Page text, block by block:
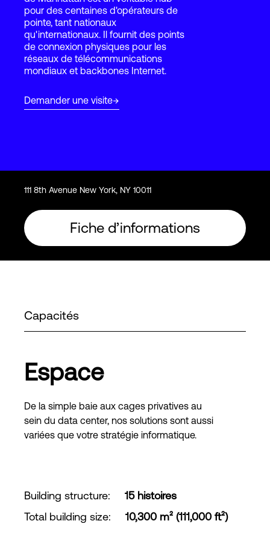
Connexion
pour des centaines d'opérateurs de
pointe, tant nationaux
qu'internationaux. Il fournit des points
de connexion physiques pour les
réseaux de télécommunications
mondiaux et backbones Internet.
Demander une visite
111 8th Avenue New York, NY 10011
Fiche d’informations
Capacités
Espace
De la simple baie aux cages privatives au
sein du data center, nos solutions sont aussi
variées que votre stratégie informatique.
Building structure:
15 histoires
Total building size: 10,300 m² (111,000 ft²)